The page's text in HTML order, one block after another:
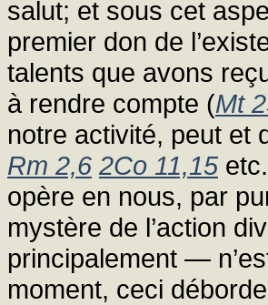
salut; et sous cet
premier don de
talents que avons
à rendre compte (Mt
notre activité, peut et
Rm 2,6 2Co 11,15
opère en nous, par
mystère de l’action
principalement —
moment, ceci